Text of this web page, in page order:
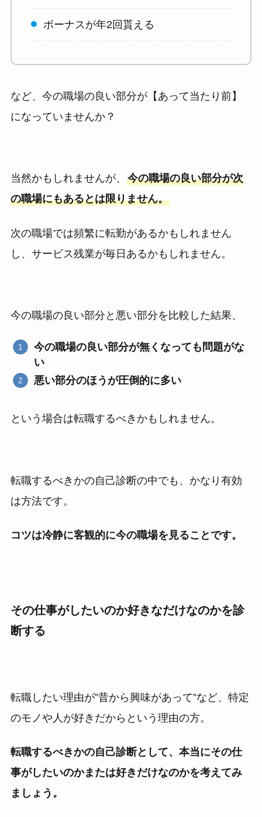
ボーナスが年2回貰える
など、今の職場の良い部分が【あって当たり前】
になっていませんか？
当然かもしれませんが、 今の職場の良い部分が次
の職場にもあるとは限りません。
次の職場では頻繁に転勤があるかもしれません
し、サービス残業が毎日あるかもしれません。
今の職場の良い部分と悪い部分を比較した結果、
今の職場の良い部分が無くなっても問題がな
い
悪い部分のほうが圧倒的に多い
という場合は転職するべきかもしれません。
転職するべきかの自己診断の中でも、かなり有効
は方法です。
コツは冷静に客観的に今の職場を見ることです。
その仕事がしたいのか好きなだけなのかを診
断する
転職したい理由が”昔から興味があって”など、特定
のモノや人が好きだからという理由の方。
転職するべきかの自己診断として、本当にその仕
事がしたいのかまたは好きだけなのかを考えてみ
ましょう。